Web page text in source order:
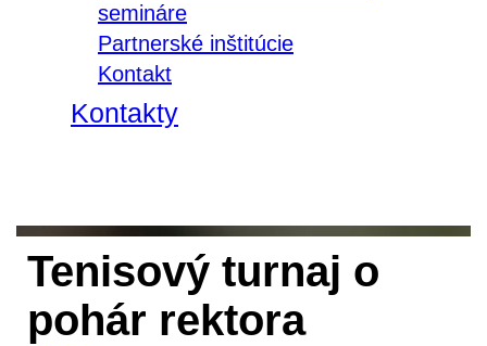
semináre
Partnerské inštitúcie
Kontakt
Kontakty
Tenisový turnaj o
pohár rektora